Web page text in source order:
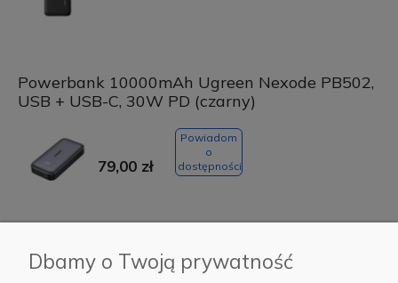
Powerbank 10000mAh Ugreen Nexode PB502,
USB + USB-C, 30W PD (czarny)
79,00 zł
Powiadom
o
dostępności
Powerbank AWEI P102K 80000 mAh 22.5 W
PD Czarny - Black
Dbamy o Twoją prywatność